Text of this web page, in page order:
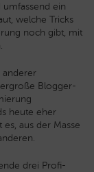
ein
welche Tricks
noch gibt, mit
anderer
Blogger-
heute eher
aus der Masse
drei Profi-